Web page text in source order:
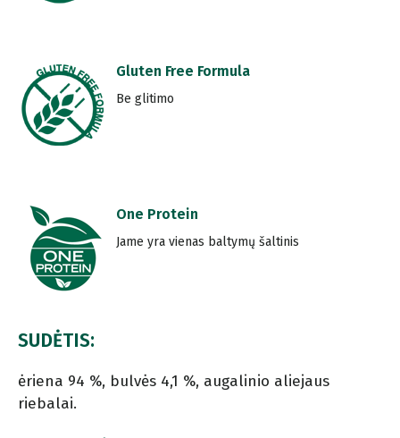
Gluten Free Formula
Be glitimo
One Protein
Jame yra vienas baltymų šaltinis
SUDĖTIS:
ėriena 94 %, bulvės 4,1 %, augalinio aliejaus
riebalai.